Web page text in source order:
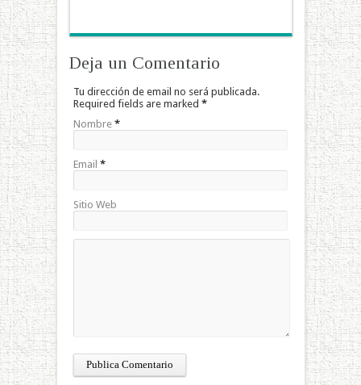
Deja un Comentario
Tu dirección de email no será publicada.
Required fields are marked *
Nombre *
Email *
Sitio Web